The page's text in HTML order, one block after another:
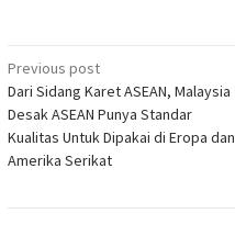
Post
navigation
Previous post
Dari Sidang Karet ASEAN, Malaysia
Desak ASEAN Punya Standar
Kualitas Untuk Dipakai di Eropa dan
Amerika Serikat